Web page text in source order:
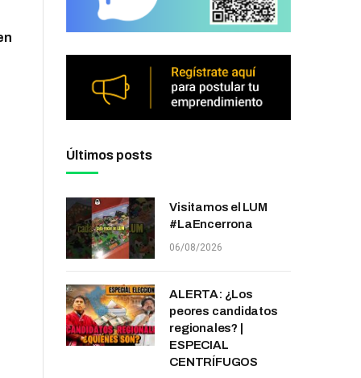
Últimos posts
Visitamos el LUM
#LaEncerrona
06/08/2026
ALERTA: ¿Los
peores candidatos
regionales? |
ESPECIAL
CENTRÍFUGOS